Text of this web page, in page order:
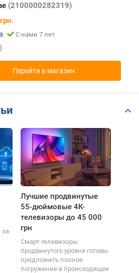
(2100000282319)
грн.
С нами 7 лет
Перейти в магазин
за
Лучшие продвинутые
55-дюймовые 4K-
телевизоры до 45 000
грн
Смарт-телевизоры
продвинутого уровня готовы
предложить полное
погружение в происходящее